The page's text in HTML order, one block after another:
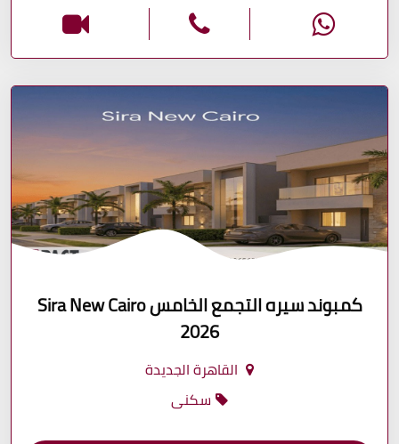
كمبوند سيره التجمع الخامس Sira New Cairo
2026
القاهرة الجديدة
سكنى